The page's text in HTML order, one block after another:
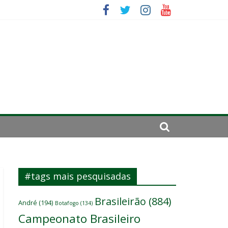
#tags mais pesquisadas
André (194) Botafogo (134) Brasileirão (884)
Campeonato Brasileiro